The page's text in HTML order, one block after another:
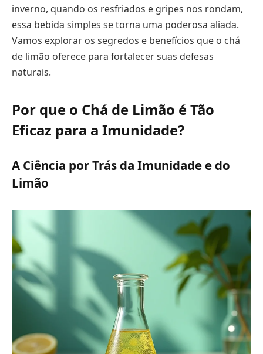
inverno, quando os resfriados e gripes nos rondam,
essa bebida simples se torna uma poderosa aliada.
Vamos explorar os segredos e benefícios que o chá
de limão oferece para fortalecer suas defesas
naturais.
Por que o Chá de Limão é Tão
Eficaz para a Imunidade?
A Ciência por Trás da Imunidade e do
Limão